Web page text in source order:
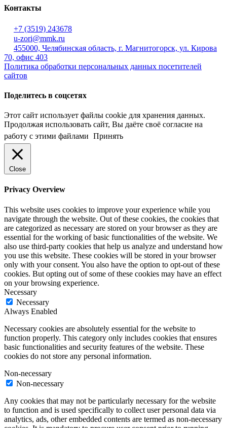
Контакты
+7 (3519) 243678
u-zori@mmk.ru
455000, Челябинская область, г. Магнитогорск, ул. Кирова
70, офис 403
Политика обработки персональных данных посетителей
сайтов
Поделитесь в соцсетях
Этот сайт использует файлы cookie для хранения данных.
Продолжая использовать сайт, Вы даёте своё согласие на
работу с этими файлами Принять
Close
Privacy Overview
This website uses cookies to improve your experience while you
navigate through the website. Out of these cookies, the cookies that
are categorized as necessary are stored on your browser as they are
essential for the working of basic functionalities of the website. We
also use third-party cookies that help us analyze and understand how
you use this website. These cookies will be stored in your browser
only with your consent. You also have the option to opt-out of these
cookies. But opting out of some of these cookies may have an effect
on your browsing experience.
Necessary
Necessary
Always Enabled
Necessary cookies are absolutely essential for the website to
function properly. This category only includes cookies that ensures
basic functionalities and security features of the website. These
cookies do not store any personal information.
Non-necessary
Non-necessary
Any cookies that may not be particularly necessary for the website
to function and is used specifically to collect user personal data via
analytics, ads, other embedded contents are termed as non-necessary